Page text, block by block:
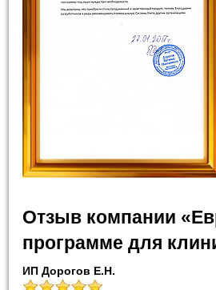
Отзыв компании
программе для
ИП Дорогов Е.Н.